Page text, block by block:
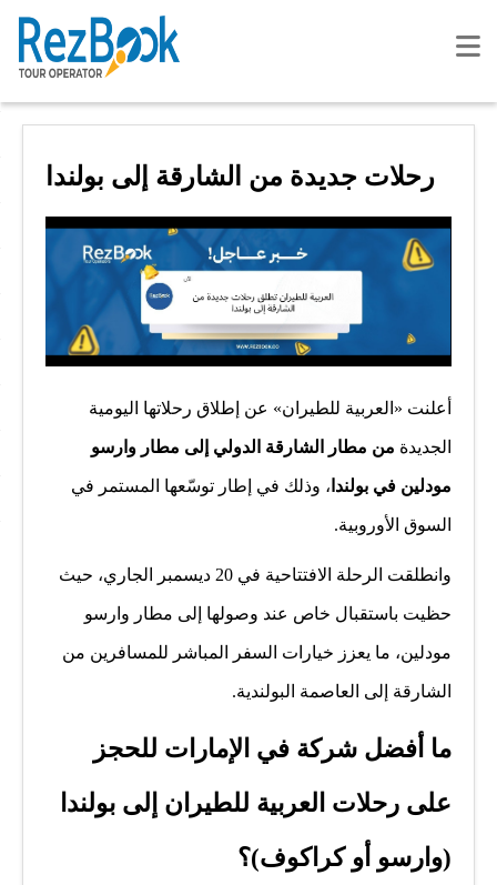
رحلات جديدة من الشارقة إلى بولندا
أعلنت «العربية للطيران» عن إطلاق رحلاتها اليومية
الجديدة من مطار الشارقة الدولي إلى مطار وارسو
مودلين في بولندا ، وذلك في إطار توسّعها المستمر في
السوق الأوروبية.
وانطلقت الرحلة الافتتاحية في 20 ديسمبر الجاري، حيث
حظيت باستقبال خاص عند وصولها إلى مطار وارسو
مودلين، ما يعزز خيارات السفر المباشر للمسافرين من
الشارقة إلى العاصمة البولندية.
ما أفضل شركة في الإمارات للحجز
على رحلات العربية للطيران إلى بولندا
(وارسو أو كراكوف)؟